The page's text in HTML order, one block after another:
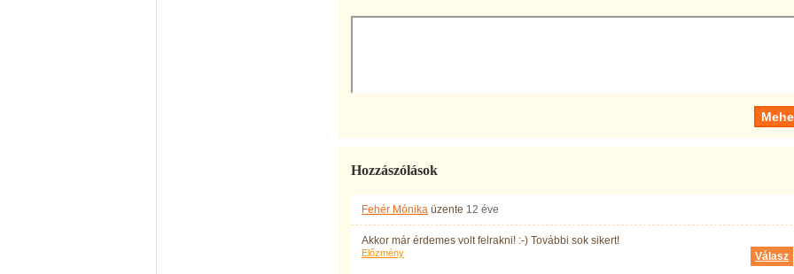
Hozzászólások
Fehér Mónika üzente 12 éve
Akkor már érdemes volt felrakni! :-) További sok sikert!
Előzmény Válasz